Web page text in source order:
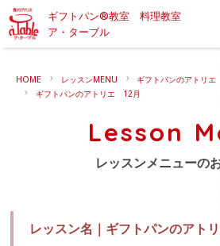
ギフトパン®教室 料理教室
ア・ターブル
HOME レッスンMENU
ギフトパンのアトリエ
ギフトパンのアトリエ 12月
Lesson
レッスンメニューの
レッスン名｜ ギフトパンのアト